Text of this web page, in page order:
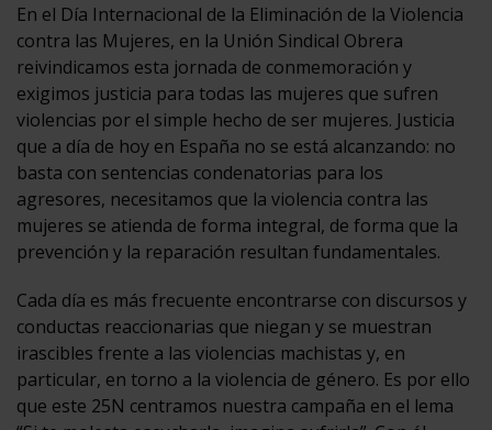
En el Día Internacional de la Eliminación de la Violencia
contra las Mujeres, en la Unión Sindical Obrera
reivindicamos esta jornada de conmemoración y
exigimos justicia para todas las mujeres que sufren
violencias por el simple hecho de ser mujeres. Justicia
que a día de hoy en España no se está alcanzando: no
basta con sentencias condenatorias para los
agresores, necesitamos que la violencia contra las
mujeres se atienda de forma integral, de forma que la
prevención y la reparación resultan fundamentales.
Cada día es más frecuente encontrarse con discursos y
conductas reaccionarias que niegan y se muestran
irascibles frente a las violencias machistas y, en
particular, en torno a la violencia de género. Es por ello
que este 25N centramos nuestra campaña en el lema